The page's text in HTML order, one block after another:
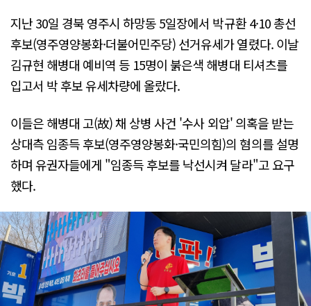
지난 30일 경북 영주시 하망동 5일장에서 박규환 4·10 총선
후보(영주영양봉화·더불어민주당) 선거유세가 열렸다. 이날
김규현 해병대 예비역 등 15명이 붉은색 해병대 티셔츠를
입고서 박 후보 유세차량에 올랐다.
이들은 해병대 고(故) 채 상병 사건 '수사 외압' 의혹을 받는
상대측 임종득 후보(영주영양봉화·국민의힘)의 혐의를 설명
하며 유권자들에게 "임종득 후보를 낙선시켜 달라"고 요구
했다.